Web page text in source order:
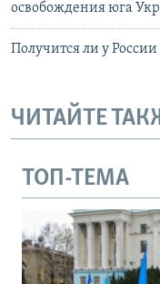
освобождения юга
Получится ли у России
ЧИТАЙТЕ
ТОП-ТЕМА